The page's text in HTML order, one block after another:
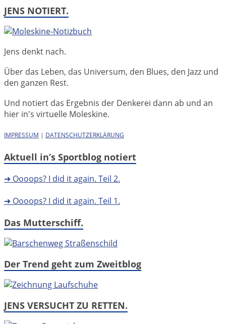
JENS NOTIERT.
Jens denkt nach.
Über das Leben, das Universum, den Blues, den Jazz und
den ganzen Rest.
Und notiert das Ergebnis der Denkerei dann ab und an
hier in's virtuelle Moleskine.
IMPRESSUM | DATENSCHUTZERKLÄRUNG
Aktuell in’s Sportblog notiert
➜ Oooops? I did it again. Teil 2.
➜ Oooops? I did it again. Teil 1.
Das Mutterschiff.
Der Trend geht zum Zweitblog
JENS VERSUCHT ZU RETTEN.